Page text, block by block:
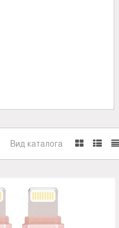
Вид каталога